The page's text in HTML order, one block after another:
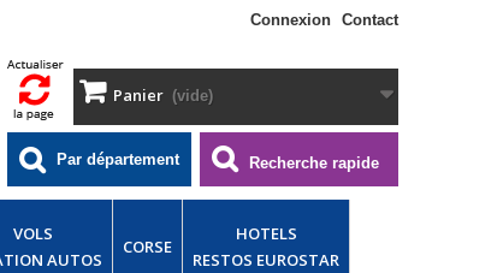
Par département Recherche rapide
Panier (vide)
VOLS
AUTOS
CORSE
HOTELS
RESTOS EUROSTAR
Connexion Contact